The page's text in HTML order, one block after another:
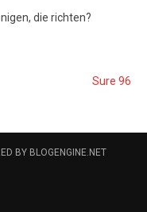
die richten?
Sure 96
BY BLOGENGINE.NET